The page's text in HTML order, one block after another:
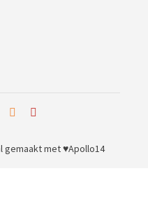
gemaakt met ♥Apollo14